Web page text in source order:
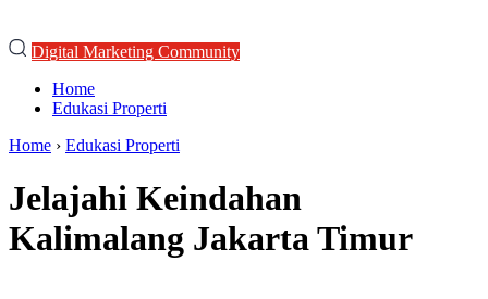
Digital Marketing Community
Home
Edukasi Properti
Home › Edukasi Properti
Jelajahi Keindahan
Kalimalang Jakarta Timur